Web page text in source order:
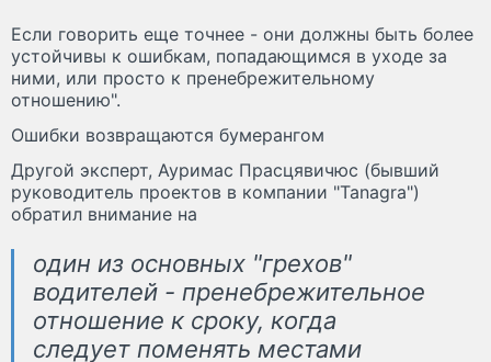
Если говорить еще точнее - они должны быть более
устойчивы к ошибкам, попадающимся в уходе за
ними, или просто к пренебрежительному
отношению".
Ошибки возвращаются бумерангом
Другой эксперт, Ауримас Прасцявичюс (бывший
руководитель проектов в компании "Tanagra")
обратил внимание на
один из основных "грехов"
водителей - пренебрежительное
отношение к сроку, когда
следует поменять местами